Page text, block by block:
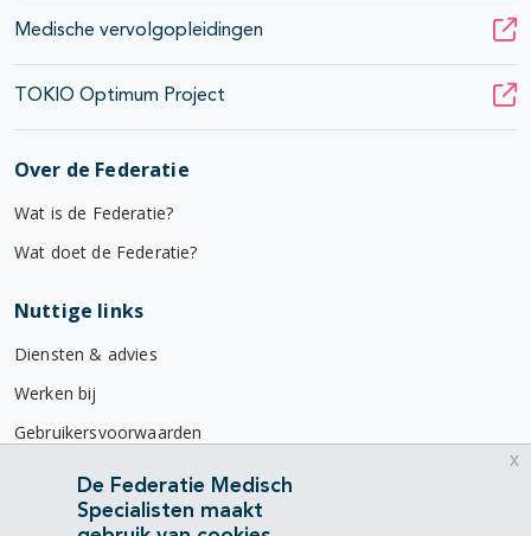
Medische vervolgopleidingen
TOKIO Optimum Project
Over de Federatie
Wat is de Federatie?
Wat doet de Federatie?
Nuttige links
Diensten & advies
Werken bij
Gebruikersvoorwaarden
Privacyverklaring
Contact
De Federatie Medisch
Specialisten maakt
x